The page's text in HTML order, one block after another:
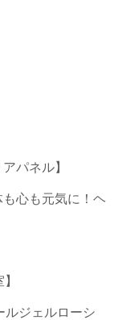
パネル】
心も元気に！ヘ
ルジェルローシ